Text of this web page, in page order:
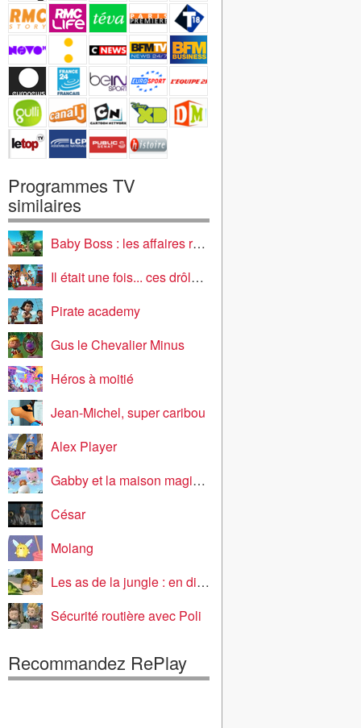
Programmes TV
similaires
Baby Boss : les affaires reprennent
Il était une fois... ces drôles d'objets
Pirate academy
Gus le Chevalier Minus
Héros à moitié
Jean-Michel, super caribou
Alex Player
Gabby et la maison magique
César
Molang
Les as de la jungle : en direct
Sécurité routière avec Poli
Recommandez RePlay